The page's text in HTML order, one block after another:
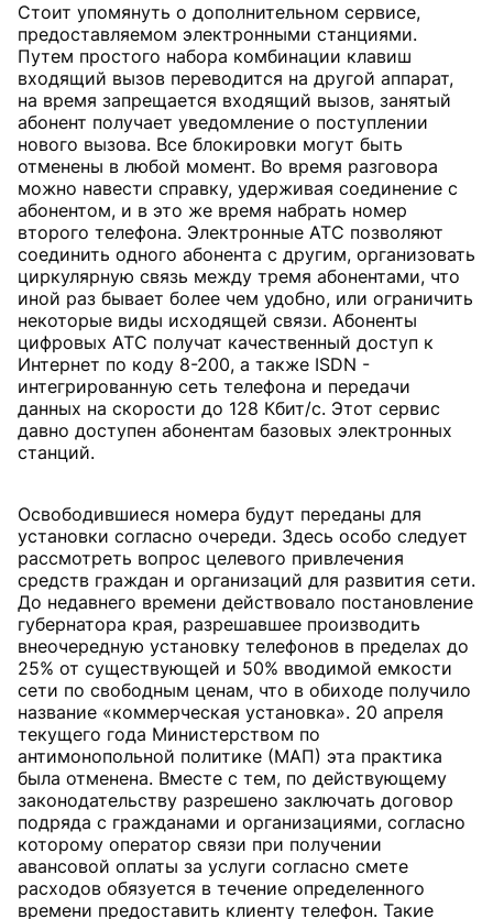
Стоит упомянуть о дополнительном сервисе,
предоставляемом электронными станциями.
Путем простого набора комбинации клавиш
входящий вызов переводится на другой аппарат,
на время запрещается входящий вызов, занятый
абонент получает уведомление о поступлении
нового вызова. Все блокировки могут быть
отменены в любой момент. Во время разговора
можно навести справку, удерживая соединение с
абонентом, и в это же время набрать номер
второго телефона. Электронные АТС позволяют
соединить одного абонента с другим, организовать
циркулярную связь между тремя абонентами, что
иной раз бывает более чем удобно, или ограничить
некоторые виды исходящей связи. Абоненты
цифровых АТС получат качественный доступ к
Интернет по коду 8-200, а также ISDN -
интегрированную сеть телефона и передачи
данных на скорости до 128 Кбит/с. Этот сервис
давно доступен абонентам базовых электронных
станций.
Освободившиеся номера будут переданы для
установки согласно очереди. Здесь особо следует
рассмотреть вопрос целевого привлечения
средств граждан и организаций для развития сети.
До недавнего времени действовало постановление
губернатора края, разрешавшее производить
внеочередную установку телефонов в пределах до
25% от существующей и 50% вводимой емкости
сети по свободным ценам, что в обиходе получило
название «коммерческая установка». 20 апреля
текущего года Министерством по
антимонопольной политике (МАП) эта практика
была отменена. Вместе с тем, по действующему
законодательству разрешено заключать договор
подряда с гражданами и организациями, согласно
которому оператор связи при получении
авансовой оплаты за услуги согласно смете
расходов обязуется в течение определенного
времени предоставить клиенту телефон. Такие